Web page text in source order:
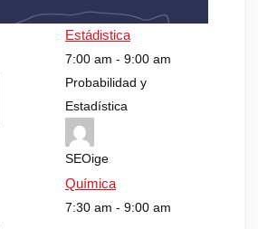
Estádistica
7:00 am - 9:00 am
Probabilidad y
Estadística
SEOige
Química
7:30 am - 9:00 am